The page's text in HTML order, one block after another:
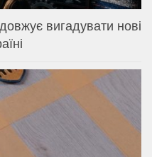
вигадувати нові